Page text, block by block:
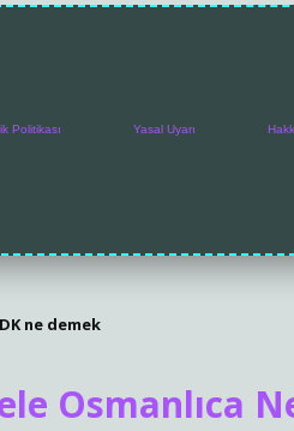
Politikası Yasal Uyarı
ne demek
Osmanlıca